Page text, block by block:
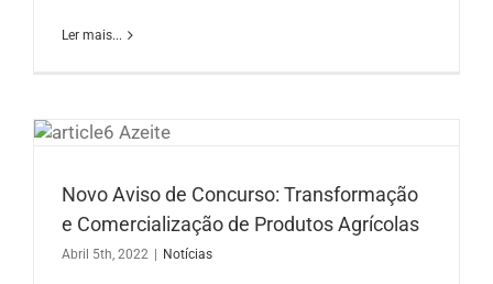
Ler mais...
Novo Aviso de Concurso: Transformação
e Comercialização de Produtos Agrícolas
Abril 5th, 2022 | Notícias